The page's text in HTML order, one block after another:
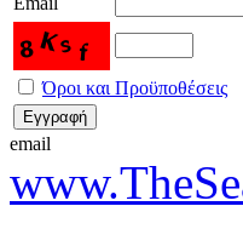
Όροι και Προϋποθέσεις
email